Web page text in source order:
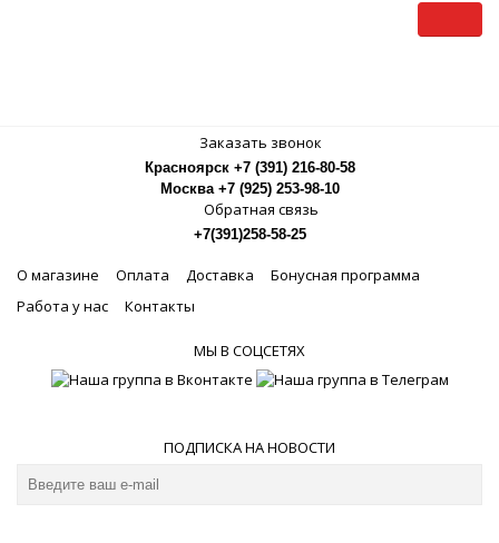
Заказать звонок
Красноярск +7 (391) 216-80-58
Москва +7 (925) 253-98-10
Обратная связь
+7(391)258-58-25
О магазине Оплата Доставка
Бонусная программа
Работа у нас
Контакты
МЫ В СОЦСЕТЯХ
ПОДПИСКА НА НОВОСТИ